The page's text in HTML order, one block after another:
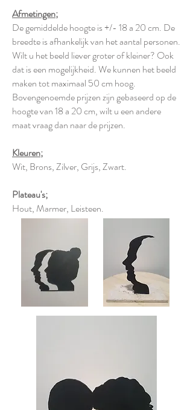
Afmetingen;
De gemiddelde hoogte is +/- 18 a 20 cm. De
breedte is afhankelijk van het aantal personen.
Wilt u het beeld liever groter of kleiner? Ook
dat is een mogelijkheid. We kunnen het beeld
maken tot maximaal 50 cm hoog.
Bovengenoemde prijzen zijn gebaseerd op de
hoogte van 18 a 20 cm, wilt u een andere
maat vraag dan naar de prijzen.
Kleuren;
Wit, Brons, Zilver, Grijs, Zwart.
Plateau's;
Hout, Marmer, Leisteen.